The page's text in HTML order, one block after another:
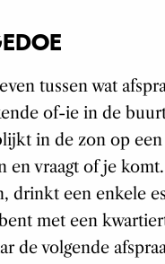
tussen wat
of-ie in de
in de zon op
en vraagt of je
drinkt een enkele
met een
de volgende